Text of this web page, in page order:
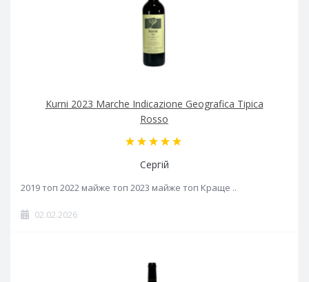
Kurni 2023 Marche Indicazione Geografica Tipica
Rosso
Сергій
2019 топ 2022 майже топ 2023 майже топ Краще ..
02.02.2026